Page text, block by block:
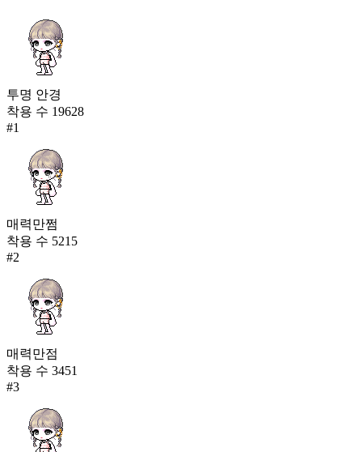
투명 안경
착용 수 19628
#1
매력만쩜
착용 수 5215
#2
매력만점
착용 수 3451
#3